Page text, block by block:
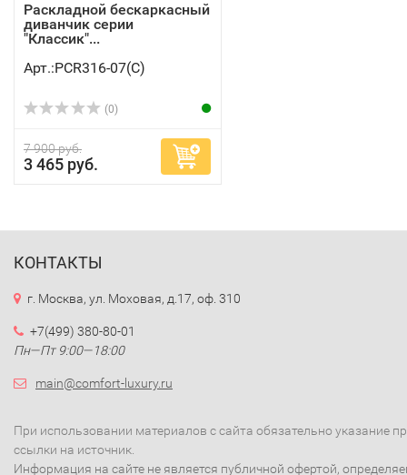
Раскладной бескаркасный
диванчик серии
"Классик"...
Арт.:PCR316-07(C)
(0)
7 900 руб.
3 465 руб.
КОНТАКТЫ
г. Москва, ул. Моховая, д.17, оф. 310
+7(499) 380-80-01
Пн—Пт 9:00—18:00
main@comfort-luxury.ru
При использовании материалов с сайта обязательно указание
ссылки на источник.
Информация на сайте не является публичной офертой,